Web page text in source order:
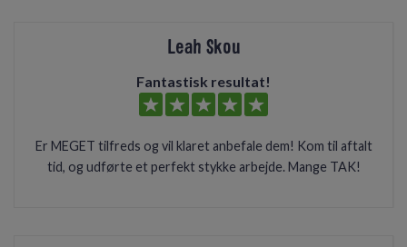
Leah Skou
Fantastisk resultat!
Er MEGET tilfreds og vil klaret anbefale dem! Kom til aftalt
tid, og udførte et perfekt stykke arbejde. Mange TAK!